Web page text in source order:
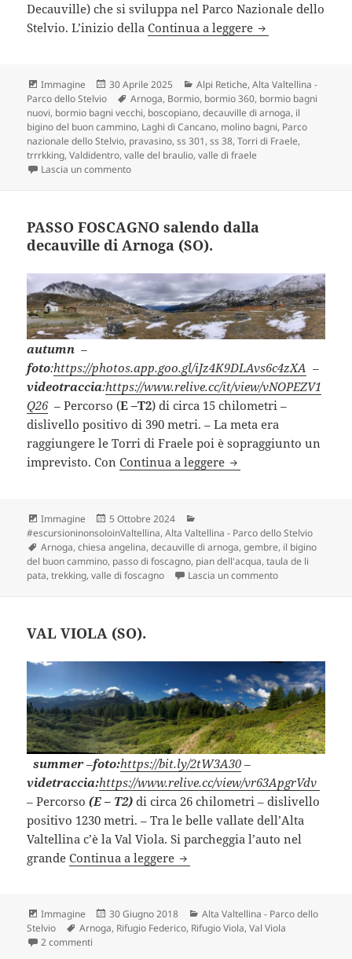
Decauville) che si sviluppa nel Parco Nazionale dello
Stelvio. L’inizio dellaContinua a leggere PREMADIO –
Formato
Immagine
Scritto
30 Aprile 2025 Categorie
Alpi Retiche,Alta Valtellina -
Parco dello Stelvio
Tag
Arnoga, Bormio, bormio 360, bormio bagni
nuovi, bormio bagni vecchi, boscopiano,decauville di arnoga, il
bigino del buon cammino, Laghi di Cancano, molino bagni, Parco
nazionale dello Stelvio, pravasino,ss 301,ss 38,Torri di Fraele,
trrrkking,Valdidentro,valle del braulio,valle di fraele
Lascia un commentosu PREMADIO – ARNOGA sul percorso “BORMIO
PASSO FOSCAGNO salendo dalla
decauville di Arnoga (SO).
autumn –
foto:https://photos.app.goo.gl/iJz4K9DLAvs6c4zXA –
videotraccia:https://www.relive.cc/it/view/vNOPEZV1
Q26 – Percorso (E –T2) di circa 15 chilometri –
dislivello positivo di 390 metri. – La meta era
raggiungere le Torri di Fraele poi è sopraggiunto un
imprevisto. ConContinua a leggere PASSO FOSCAGNO
Formato
Immagine
Scritto
il
5 Ottobre 2024
#escursioninonsoloinValtellina,Alta Valtellina - Parco dello Stelvio
Tag
Arnoga,chiesa angelina,decauville di arnoga,gembre, il bigino
del buon cammino, passo di foscagno, pian dell'acqua,taula de li
pata,trekking,valle di foscagno Lascia un commentosu PASSO
VAL VIOLA (SO).
summer–foto:https://bit.ly/2tW3A30 –
videtraccia:https://www.relive.cc/view/vr63ApgrVdv
–Percorso(E – T2)di circa 26 chilometri – dislivello
positivo 1230 metri. – Tra le belle vallate dell’Alta
Valtellina c’è la Val Viola. Si parcheggia l’auto nel
grandeContinua a leggere VAL VIOLA (SO).
Formato
Immagine
Scritto
il
30 Giugno 2018 Categorie
Alta Valtellina - Parco dello
Stelvio
Tag
Arnoga, Rifugio Federico, Rifugio Viola,Val Viola
2 commenti